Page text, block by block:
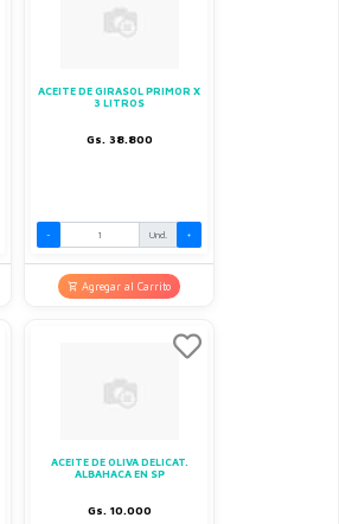
ACEITE DE GIRASOL PRIMOR X
3 LITROS
Gs. 38.800
- Und. +
Agregar al Carrito
ACEITE DE OLIVA DELICAT.
ALBAHACA EN SP
Gs. 10.000